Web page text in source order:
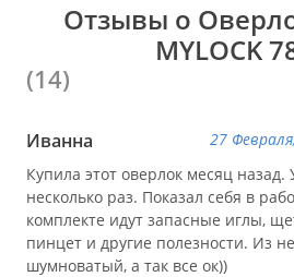
Отзывы о
MYLOCK
(14)
Иванна
27
Купила этот оверлок месяц назад.
несколько раз. Показал себя в
комплекте идут запасные иглы,
пинцет и другие полезности. Из
шумноватый, а так все ок))